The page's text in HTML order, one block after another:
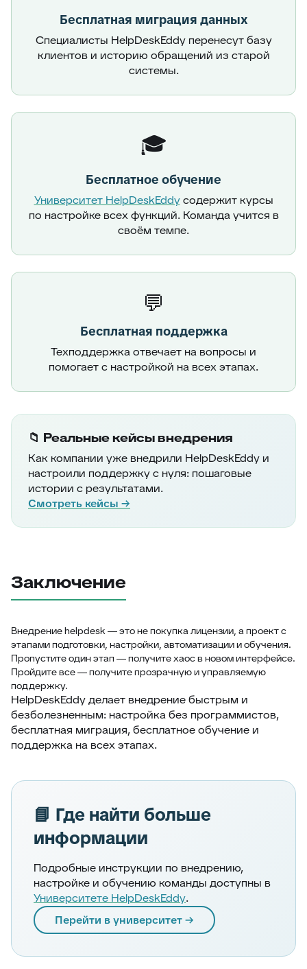
Бесплатная миграция данных
Специалисты HelpDeskEddy перенесут базу
клиентов и историю обращений из старой
системы.
🎓
Бесплатное обучение
Университет HelpDeskEddyсодержит курсы
по настройке всех функций. Команда учится в
своём темпе.
💬
Бесплатная поддержка
Техподдержка отвечает на вопросы и
помогает с настройкой на всех этапах.
📁 Реальные кейсы внедрения
Как компании уже внедрили HelpDeskEddy и
настроили поддержку с нуля: пошаговые
истории с результатами.
Смотреть кейсы →
Заключение
Внедрение helpdesk — это не покупка лицензии, а проект с
этапами подготовки, настройки, автоматизации и обучения.
Пропустите один этап — получите хаос в новом интерфейсе.
Пройдите все — получите прозрачную и управляемую
поддержку.
HelpDeskEddy делает внедрение быстрым и
безболезненным: настройка без программистов,
бесплатная миграция, бесплатное обучение и
поддержка на всех этапах.
📘 Где найти больше
информации
Подробные инструкции по внедрению,
настройке и обучению команды доступны в
Университете HelpDeskEddy.
Перейти в университет →